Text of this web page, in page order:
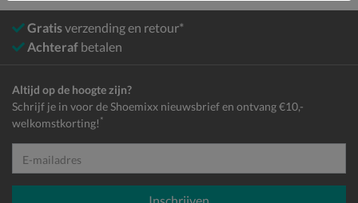
Gratisverzending en retour*
Achteraf betalen
Altijd op de hoogte zijn?
Schrijf je in voor de Shoemixx nieuwsbrief en ontvang €10,-
welkomstkorting! *
E-mailadres